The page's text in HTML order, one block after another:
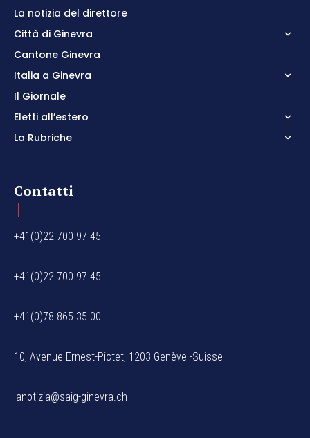
La notizia del direttore
Città di Ginevra
Cantone Ginevra
Italia a Ginevra
Il Giornale
Eletti all’estero
La Rubriche
Contatti
+41(0)22 700 97 45
+41(0)22 700 97 45
+41(0)78 865 35 00
10, Avenue Ernest-Pictet, 1203 Genève -Suisse
lanotizia@saig-ginevra.ch